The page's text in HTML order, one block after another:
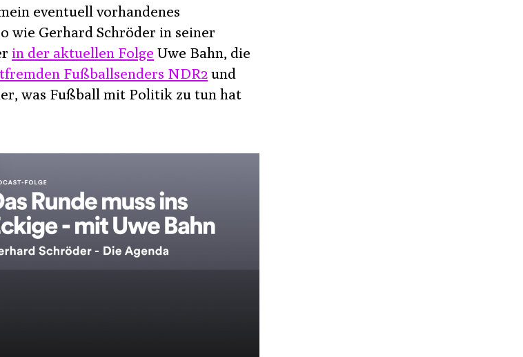
eventuell vorhandenes
wie Gerhard Schröder in seiner
in der aktuellen Folge Uwe Bahn, die
Fußballsenders NDR2 und
was Fußball mit Politik zu tun hat